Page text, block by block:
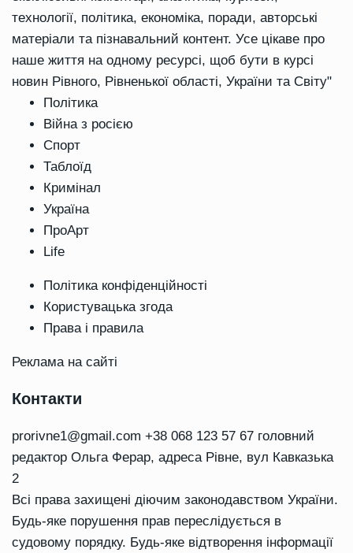
технології, політика, економіка, поради, авторські
матеріали та пізнавальний контент. Усе цікаве про
наше життя на одному ресурсі, щоб бути в курсі
новин Рівного, Рівненької області, України та Світу"
Політика
Війна з росією
Спорт
Таблоїд
Кримінал
Україна
ПроАрт
Life
Політика конфіденційності
Користувацька згода
Права і правила
Реклама на сайті
Контакти
prorivne1@gmail.com +38 068 123 57 67 головний
редактор Ольга Ферар, адреса Рівне, вул Кавказька
2
Всі права захищені діючим законодавством України.
Будь-яке порушення прав переслідується в
судовому порядку. Будь-яке відтворення інформації